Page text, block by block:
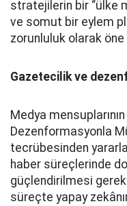
stratejilerin bir “ülke
ve somut bir eylem
zorunluluk olarak öne
Gazetecilik ve
Medya mensuplarının
Dezenformasyonla
tecrübesinden
haber süreçlerinde
güçlendirilmesi
süreçte yapay